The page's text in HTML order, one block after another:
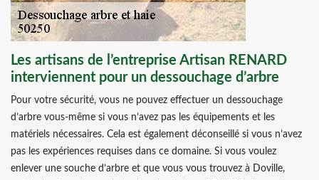
Les artisans de l’entreprise Artisan RENARD
interviennent pour un dessouchage d’arbre
Pour votre sécurité, vous ne pouvez effectuer un dessouchage
d’arbre vous-même si vous n’avez pas les équipements et les
matériels nécessaires. Cela est également déconseillé si vous n’avez
pas les expériences requises dans ce domaine. Si vous voulez
enlever une souche d’arbre et que vous vous trouvez à Doville,